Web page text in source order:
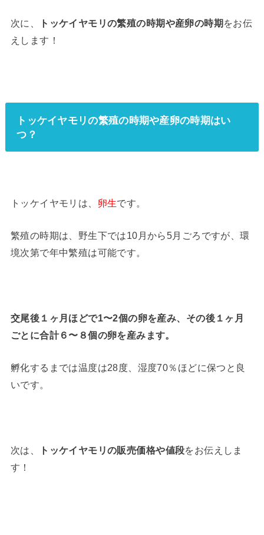
次に、 トッケイヤモリの繁殖の時期や産卵の時期をお伝
えします！
トッケイヤモリの繁殖の時期や産卵の時期はい
つ？
トッケイヤモリは、 卵生です。
繁殖の時期は、野生下では10月から5月ごろですが、環
境次第で年中繁殖は可能です。
交尾後１ヶ月ほどで1〜2個の卵を産み、その後１ヶ月
ごとに合計６〜８個の卵を産みます。
孵化するまでは温度は28度、湿度70％ほどに保つと良
いです。
次は、 トッケイヤモリの販売価格や値段をお伝えしま
す！